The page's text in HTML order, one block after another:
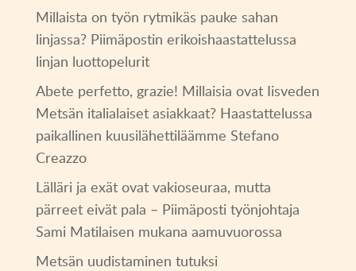
Millaista on työn rytmikäs pauke sahan
linjassa? Piimäpostin erikoishaastattelussa
linjan luottopelurit
Abete perfetto, grazie! Millaisia ovat Iisveden
Metsän italialaiset asiakkaat? Haastattelussa
paikallinen kuusilähettiläämme Stefano
Creazzo
Lälläri ja exät ovat vakioseuraa, mutta
pärreet eivät pala – Piimäposti työnjohtaja
Sami Matilaisen mukana aamuvuorossa
Metsän uudistaminen tutuksi